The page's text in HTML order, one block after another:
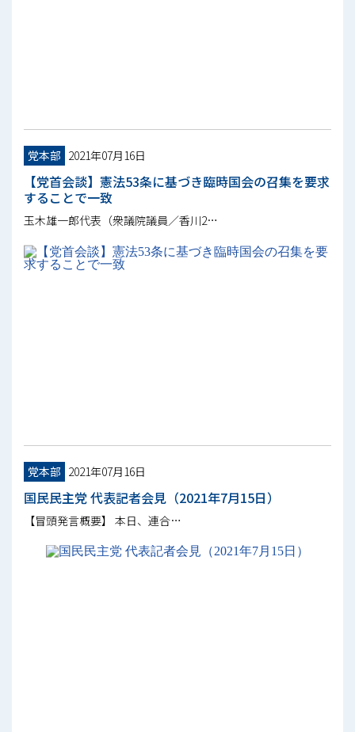
党本部 2021年07月16日
【党首会談】憲法53条に基づき臨時国会の召集を要求
することで一致
玉木雄一郎代表（衆議院議員／香川2…
党本部 2021年07月16日
国民民主党 代表記者会見（2021年7月15日）
【冒頭発言概要】 本日、連合…